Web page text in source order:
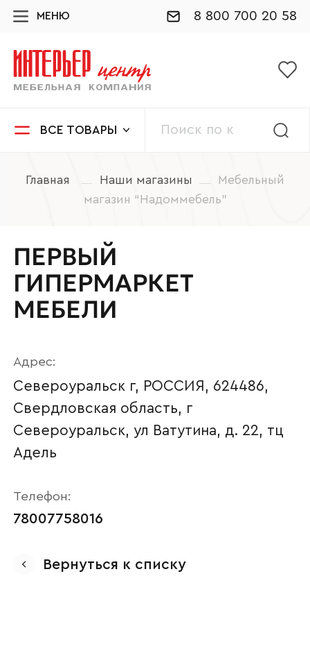
МЕНЮ 8 800 700 20 58
ВСЕ ТОВАРЫ
Главная Наши магазины
Мебельный
магазин “Надоммебель”
ПЕРВЫЙ
ГИПЕРМАРКЕТ
МЕБЕЛИ
Адрес:
Североуральск г, РОССИЯ, 624486,
Свердловская область, г
Североуральск, ул Ватутина, д. 22, тц
Адель
Телефон:
78007758016
Вернуться к списку